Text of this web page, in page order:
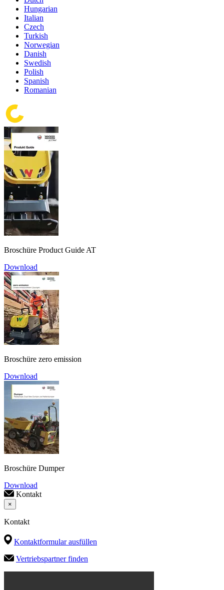
Hungarian
Italian
Czech
Turkish
Norwegian
Danish
Swedish
Polish
Spanish
Romanian
Broschüre Product Guide AT
Download
Broschüre zero emission
Download
Broschüre Dumper
Download
Kontakt
×
Kontakt
Kontaktformular ausfüllen
Vertriebspartner finden